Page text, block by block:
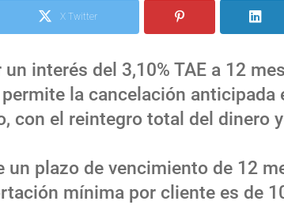
X Twitter
interés del 3,10% TAE a 12
la cancelación anticipada
con el reintegro total del dinero
un plazo de vencimiento de 12
mínima por cliente es de